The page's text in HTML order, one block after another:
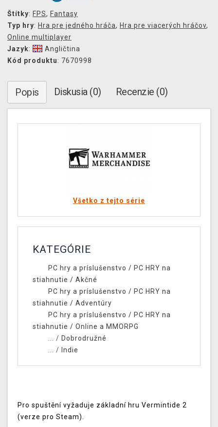
Štítky: FPS, Fantasy
Typ hry: Hra pre jedného hráča, Hra pre viacerých hráčov,
Online multiplayer
Jazyk:
Angličtina
Kód produktu: 7670998
Popis Diskusia (0) Recenzie (0)
Všetko z tejto série
KATEGÓRIE
PC hry a príslušenstvo / PC HRY na
stiahnutie / Akčné
PC hry a príslušenstvo / PC HRY na
stiahnutie / Adventúry
PC hry a príslušenstvo / PC HRY na
stiahnutie / Online a MMORPG
... / Dobrodružné
... / Indie
Pro spuštění vyžaduje základní hru Vermintide 2
(verze pro Steam).